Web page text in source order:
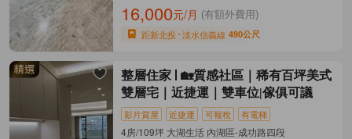
16,000元/月 (有額外費用)
距新北投 淡水信義線 490公尺
整層住家
🏡質感社區｜稀有百坪美式
雙層宅｜近捷運｜雙車位|傢俱可議
影片賞屋 近捷運 可報稅 有電梯
4房/109坪 大湖生活 內湖區-成功路四段